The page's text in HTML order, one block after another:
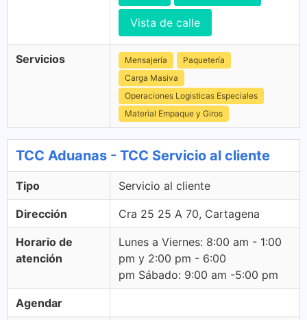
Vista de calle
Servicios Mensajería
Paquetería
Carga Masiva
Operaciones Logisticas Especiales
Material Empaque y Giros
TCC Aduanas - TCC Servicio al cliente
Tipo Servicio al cliente
Dirección Cra 25 25 A 70, Cartagena
Horario de
atención
Lunes a Viernes: 8:00 am - 1:00
pm y 2:00 pm - 6:00
pm Sábado: 9:00 am -5:00 pm
Agendar